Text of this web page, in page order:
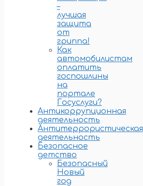
–
лучшая
защита
от
гриппа!
Как
автомобилистам
оплатить
госпошлины
на
портале
Госуслуги?
Антикоррупционная
деятельность
Антитеррористическая
деятельность
Безопасное
детство
Безопасный
Новый
год